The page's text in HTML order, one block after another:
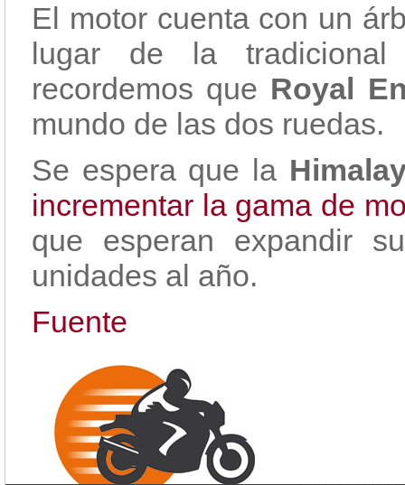
El motor cuenta con un
lugar de la tradicional
recordemos que Royal
mundo de las dos ruedas.
Se espera que la
incrementar la gama de
que esperan expandir
unidades al año.
Fuente